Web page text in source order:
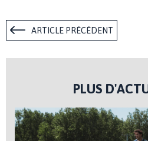
ARTICLE PRÉCÉDENT
PLUS